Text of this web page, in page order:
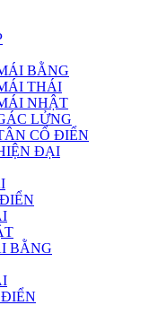
BẰNG
THÁI
NHẬT
LỬNG
CỔ ĐIỂN
ĐẠI
BẰNG